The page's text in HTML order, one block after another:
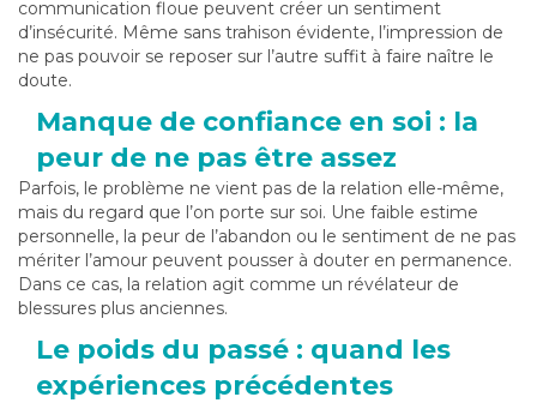
communication floue peuvent créer un sentiment
d’insécurité. Même sans trahison évidente, l’impression de
ne pas pouvoir se reposer sur l’autre suffit à faire naître le
doute.
Manque de confiance en soi : la
peur de ne pas être assez
Parfois, le problème ne vient pas de la relation elle-même,
mais du regard que l’on porte sur soi. Une faible estime
personnelle, la peur de l’abandon ou le sentiment de ne pas
mériter l’amour peuvent pousser à douter en permanence.
Dans ce cas, la relation agit comme un révélateur de
blessures plus anciennes.
Le poids du passé : quand les
expériences précédentes